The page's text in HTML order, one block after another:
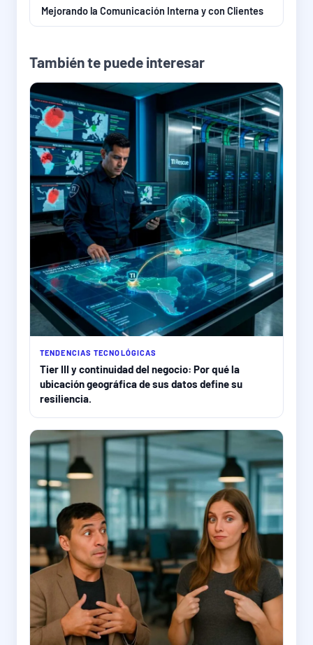
Mejorando la Comunicación Interna y con Clientes
También te puede interesar
TENDENCIAS TECNOLÓGICAS
Tier III y continuidad del negocio: Por qué la
ubicación geográfica de sus datos define su
resiliencia.